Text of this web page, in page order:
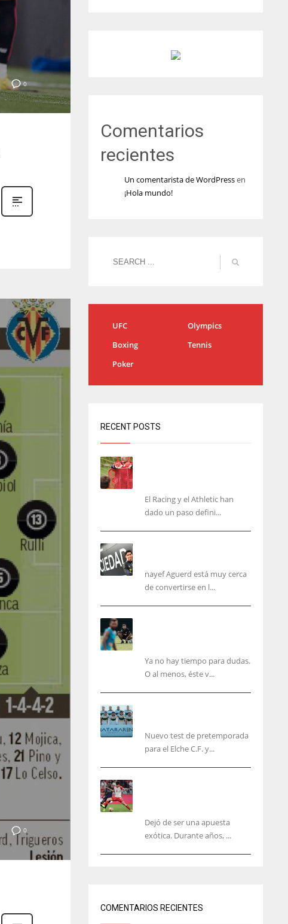
22
0
0
Comentarios
recientes
Un comentarista de WordPressen
¡Hola mundo!
UFC
Olympics
Boxing
Tennis
Poker
RECENT POSTS
El Racing y el Athletic han
dado un paso defini...
nayef Aguerd está muy cerca
de convertirse en l...
Ya no hay tiempo para dudas.
O al menos, éste v...
Nuevo test de pretemporada
para el Elche C.F. y...
Dejó de ser una apuesta
exótica. Durante años, ...
COMENTARIOS RECIENTES